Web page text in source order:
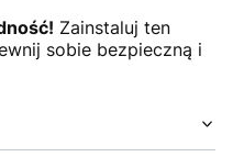
Zainstaluj ten
sobie bezpieczną i